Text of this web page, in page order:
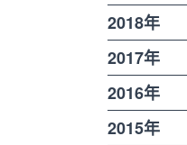
2018年
2017年
2016年
2015年